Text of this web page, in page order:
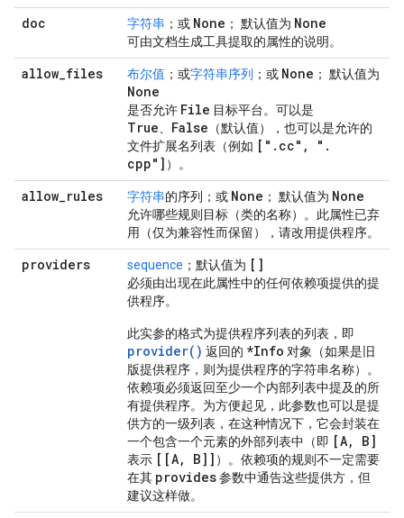
doc 字符串 ；或 None ； 默认值为 None
可由文档生成工具提取的属性的说明。
allow_files 布尔值 ；或字符串序列 ；或 None ； 默认值为
None
是否允许 File 目标平台。可以是
True False （默认值），也可以是允许的
文件扩展名列表（例如 [" . cc" , " .
cpp"] ）。
allow_rules 字符串的序列；或 None ； 默认值为 None
允许哪些规则目标（类的名称）。此属性已弃
用（仅为兼容性而保留），请改用提供程序。
providers sequence ；默认值为 []
必须由出现在此属性中的任何依赖项提供的提
供程序。
此实参的格式为提供程序列表的列表，即
provider() 返回的 *Info 对象（如果是旧
版提供程序，则为提供程序的字符串名称）。
依赖项必须返回至少一个内部列表中提及的所
有提供程序。为方便起见，此参数也可以是提
供方的一级列表，在这种情况下，它会封装在
一个包含一个元素的外部列表中（即 [A, B]
表示 [[A, B]] ）。依赖项的规则不一定需要
在其 provides参数中通告这些提供方，但
建议这样做。